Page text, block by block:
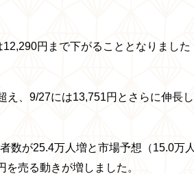
円まで下がることとなりました
え、9/27には13,751円とさらに伸長し
数が25.4万人増と市場予想（15.0万人
売る動きが増しました。